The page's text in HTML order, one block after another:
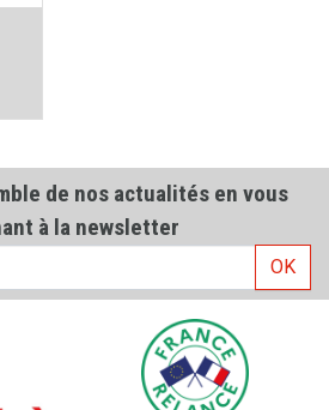
de nos actualités en vous
à la newsletter
OK